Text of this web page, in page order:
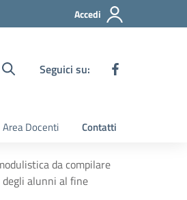
Accedi
Seguici su:
Area Docenti Contatti
da compilare
degli alunni al fine